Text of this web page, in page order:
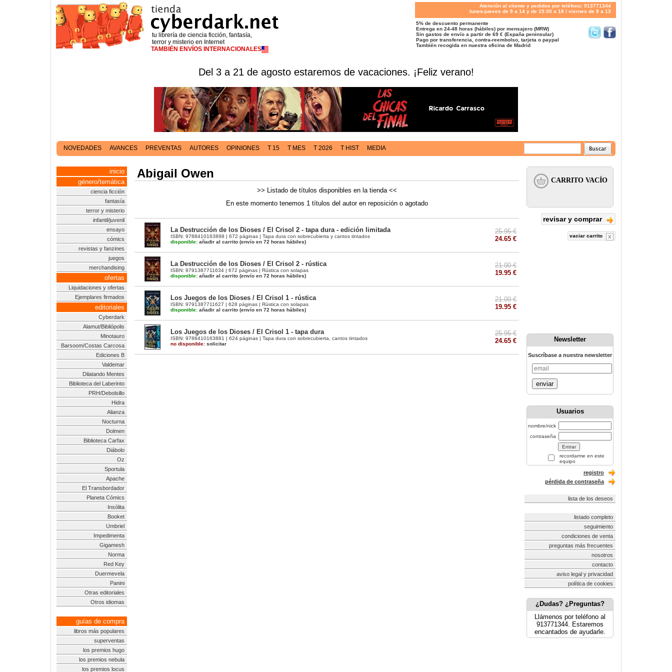
tu librería de ciencia ficción, fantasía,
terror y misterio en Internet
TAMBIÉN ENVÍOS INTERNACIONALES
Atención al cliente y pedidos por teléfono: 913771344
lunes-jueves de 9 a 14 y de 15:30 a 18 / viernes de 9 a 13
5% de descuento permanente
Entrega en 24-48 horas (hábiles) por mensajero (MRW)
Sin gastos de envío a partir de 69 € (España peninsular)
Pago por transferencia, contra-reembolso, tarjeta o paypal
También recogida en nuestra oficina de Madrid
Del 3 a 21 de agosto estaremos de vacaciones. ¡Feliz verano!
NOVEDADES AVANCES PREVENTAS AUTORES OPINIONES T 15 T MES T 2026 T HIST MEDIA
inicio
género/temática
ciencia ficción
fantasía
terror y misterio
infantil/juvenil
ensayo
cómics
revistas y fanzines
juegos
merchandising
ofertas
Liquidaciones y ofertas
Ejemplares firmados
editoriales
Cyberdark
Alamut/Bibliópolis
Minotauro
Barsoom/Costas Carcosa
Ediciones B
Valdemar
Dilatando Mentes
Biblioteca del Laberinto
PRH/Debolsillo
Hidra
Alianza
Nocturna
Dolmen
Biblioteca Carfax
Diábolo
Oz
Sportula
Apache
El Transbordador
Planeta Cómics
Insólita
Booket
Umbriel
Impedimenta
Gigamesh
Norma
Red Key
Duermevela
Panini
Otras editoriales
Otros idiomas
guías de compra
libros más populares
superventas
los premios hugo
los premios nebula
los premios locus
Abigail Owen
>> Listado de títulos disponibles en la tienda <<
En este momento tenemos 1 títulos del autor en reposición o agotado
La Destrucción de los Dioses / El Crisol 2 - tapa dura - edición limitada
ISBN: 9788410163898 | 672 páginas | Tapa dura con sobrecubierta y cantos tintados
disponible: añadir al carrito (envío en 72 horas hábiles)
25.95 €
24.65 €
La Destrucción de los Dioses / El Crisol 2 - rústica
ISBN: 9791387711634 | 672 páginas | Rústica con solapas
disponible: añadir al carrito (envío en 72 horas hábiles)
21.00 €
19.95 €
Los Juegos de los Dioses / El Crisol 1 - rústica
ISBN: 9791387711627 | 628 páginas | Rústica con solapas
disponible: añadir al carrito (envío en 72 horas hábiles)
21.00 €
19.95 €
Los Juegos de los Dioses / El Crisol 1 - tapa dura
ISBN: 9788410163881 | 624 páginas | Tapa dura con sobrecubierta, cantos tintados
no disponible: solicitar
25.95 €
24.65 €
revisar y comprar
vaciar carrito
Newsletter
Suscríbase a nuestra newsletter
enviar
Usuarios
nombre/nick
contraseña
recordarme en este
equipo
registro
pérdida de contraseña
lista de los deseos
listado completo
seguimiento
condiciones de venta
preguntas más frecuentes
nosotros
contacto
aviso legal y privacidad
política de cookies
¿Dudas? ¿Preguntas?
Llámenos por teléfono al
913771344. Estaremos
encantados de ayudarle.